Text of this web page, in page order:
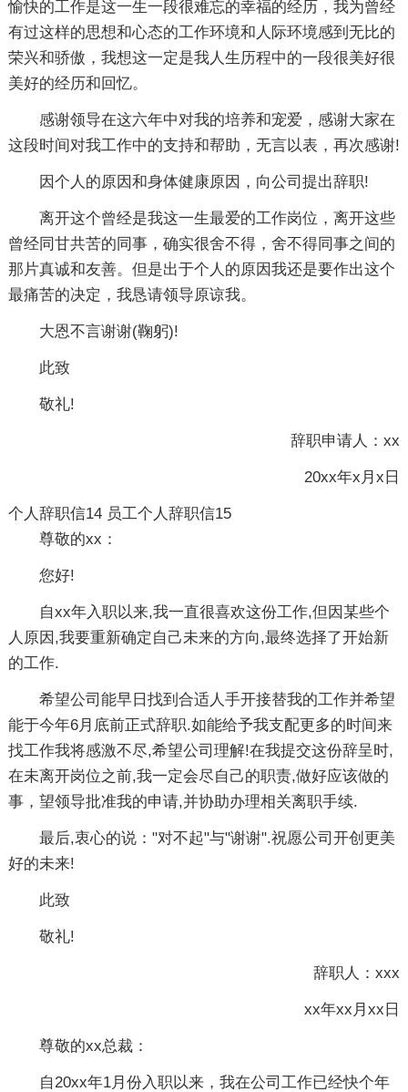
愉快的工作是这一生一段很难忘的幸福的经历，我为曾经
有过这样的思想和心态的工作环境和人际环境感到无比的
荣兴和骄傲，我想这一定是我人生历程中的一段很美好很
美好的经历和回忆。
感谢领导在这六年中对我的培养和宠爱，感谢大家在
这段时间对我工作中的支持和帮助，无言以表，再次感谢!
因个人的原因和身体健康原因，向公司提出辞职!
离开这个曾经是我这一生最爱的工作岗位，离开这些
曾经同甘共苦的同事，确实很舍不得，舍不得同事之间的
那片真诚和友善。但是出于个人的原因我还是要作出这个
最痛苦的决定，我恳请领导原谅我。
大恩不言谢谢(鞠躬)!
此致
敬礼!
辞职申请人：xx
20xx年x月x日
个人辞职信14
尊敬的xx：
您好!
自xx年入职以来,我一直很喜欢这份工作,但因某些个
人原因,我要重新确定自己未来的方向,最终选择了开始新
的工作.
希望公司能早日找到合适人手开接替我的工作并希望
能于今年6月底前正式辞职.如能给予我支配更多的时间来
找工作我将感激不尽,希望公司理解!在我提交这份辞呈时,
在未离开岗位之前,我一定会尽自己的职责,做好应该做的
事，望领导批准我的申请,并协助办理相关离职手续.
最后,衷心的说："对不起"与"谢谢".祝愿公司开创更美
好的未来!
此致
敬礼!
辞职人：xxx
xx年xx月xx日
员工个人辞职信15
尊敬的xx总裁：
自20xx年1月份入职以来，我在公司工作已经快个年